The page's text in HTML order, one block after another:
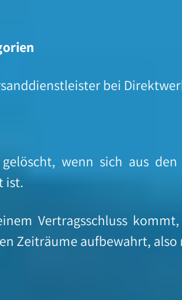
bei
wenn sich aus
ist.
Vertragsschluss
Zeiträume aufbewahrt, also